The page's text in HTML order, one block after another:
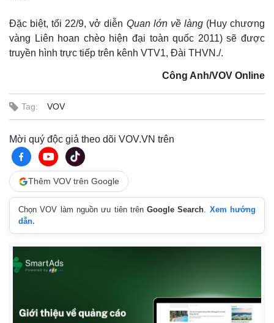
Đặc biệt, tối 22/9, vở diễn Quan lớn về làng(Huy chương
vàng Liên hoan chèo hiện đại toàn quốc 2011) sẽ được
truyền hình trực tiếp trên kênh VTV1, Đài THVN./.
Công Anh/VOV Online
Tag: VOV
Mời quý độc giả theo dõi VOV.VN trên
Thêm VOV trên Google
Chọn VOV làm nguồn ưu tiên trênGoogle Search. Xem hướng
dẫn.